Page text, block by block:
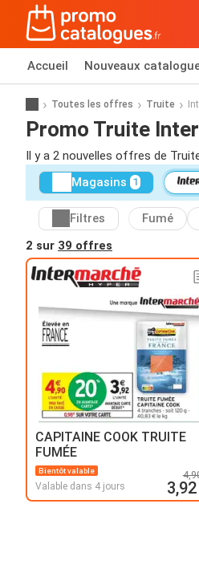
Accueil Nouveaux
Toutes les offres Truite
Promo Truite
Il y a 2 nouvelles offres de
Magasins 1
Filtres Fumé
2 sur 39 offres
CAPITAINE COOK TRUITE
FUMÉE
Bientôt valable
Valable dans 4 jours